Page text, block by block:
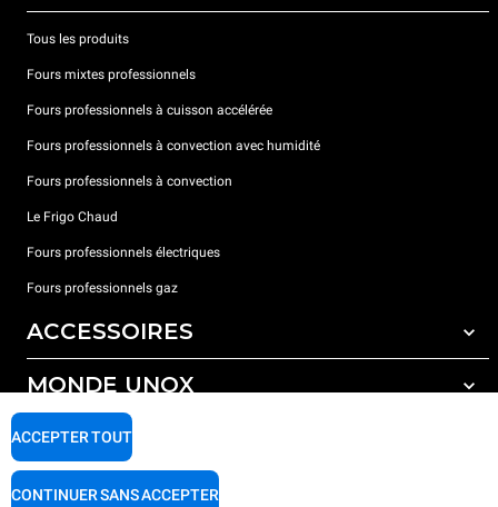
Tous les produits
Fours mixtes professionnels
Fours professionnels à cuisson accélérée
Fours professionnels à convection avec humidité
Fours professionnels à convection
Le Frigo Chaud
Fours professionnels électriques
Fours professionnels gaz
ACCESSOIRES
Tous les accessoires
Détergents pour lavage automatique
Détergents pour lavage manuel
Traitement de l'eau avec filtres à résine
MONDE UNOX
Nos bureaux dans le monde
SUPPORT
Garantie Unox
ACCEPTER TOUT
CONTINUER SANS ACCEPTER